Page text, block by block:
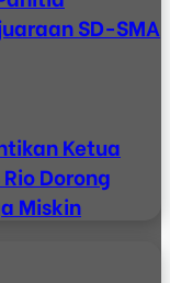
SD-SMA
Ketua
Dorong
Miskin